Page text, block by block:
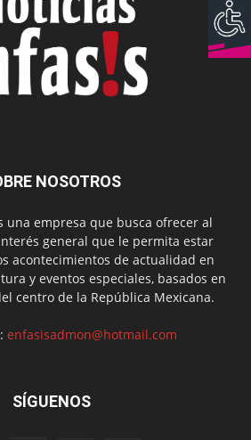
NOSOTROS
una empresa que busca ofrecer al
general que le permita estar
acontecimientos de actualidad en
y eventos especiales, basados en
centro de la República Mexicana.
enfasisadmon@hotmail.com
SÍGUENOS